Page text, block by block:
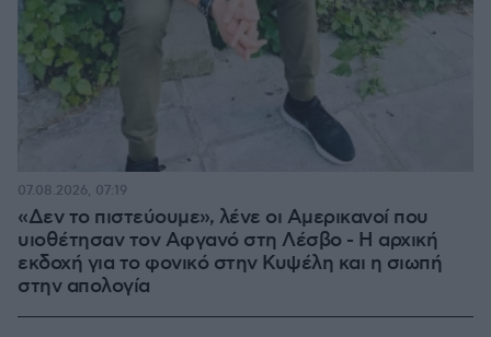
«Δεν το πιστεύουμε», λένε οι Αμερικανοί που
υιοθέτησαν τον Αφγανό στη Λέσβο - Η αρχική
εκδοχή για το φονικό στην Κυψέλη και η σιωπή
στην απολογία
07.08.2026, 07:19